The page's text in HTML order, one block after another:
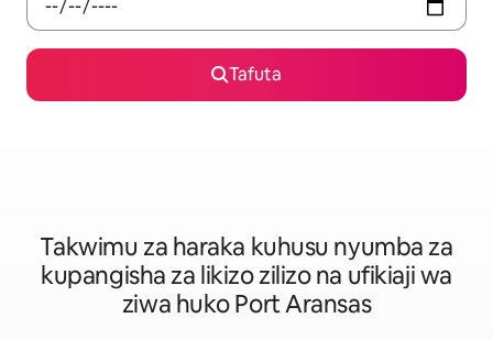
Tafuta
Takwimu za haraka kuhusu nyumba za
kupangisha za likizo zilizo na ufikiaji wa
ziwa huko Port Aransas